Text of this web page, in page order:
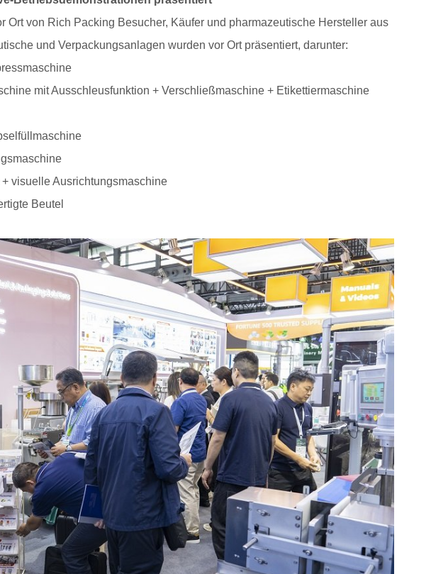
Ort von Rich Packing Besucher, Käufer und pharmazeutische Hersteller aus
und Verpackungsanlagen wurden vor Ort präsentiert, darunter:
mit Ausschleusfunktion + Verschließmaschine + Etikettiermaschine
visuelle Ausrichtungsmaschine
Beutel